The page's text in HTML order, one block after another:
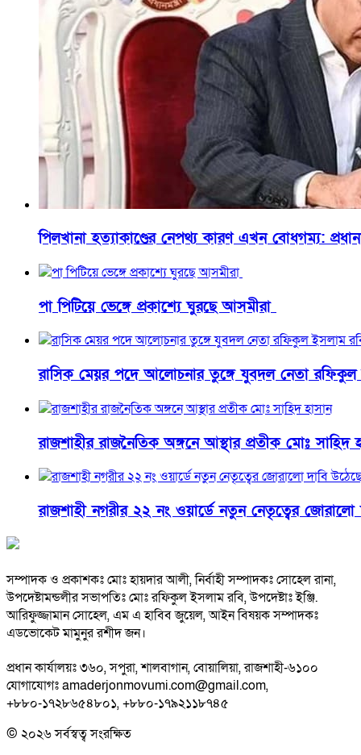
পিলখানা হত্যাকাণ্ডের নেপথ্য কারণ এখন বোধগম্য:
পা পিটিয়ে ভেঙ্গে প্রকাশ্যে ঘুরছে আসমীরা
রাসিক মেয়র পদে আলোচনার তুঙ্গে যুবদল নেতা রফিকুল
রাজশাহীর রাজনৈতিক অঙ্গনে আস্থার প্রতীক মোঃ সাহিদ
রাজশাহী নগরীর ২২ নং ওয়ার্ডে নতুন নেতৃত্বের জোরালো
সম্পাদক ও প্রকাশকঃ মোঃ হায়দার আলী, নির্বাহী সম্পাদকঃ সোহেল রানা,
উপদেষ্টামন্ডলীর সভাপতিঃ মোঃ রফিকুল ইসলাম রবি, উপদেষ্টাঃ ইঞ্জি.
আরিফুজ্জামান সোহেল, এম এ হাবিব জুয়েল, আইন বিষয়ক সম্পাদকঃ
এডভোকেট মামুনুর রশীদ জন।
প্রধান কার্যালয়ঃ ৩৬০, সপুরা, শালবাগান, বোয়ালিয়া, রাজশাহী-৬১০০
যোগাযোগঃ amaderjonmovumi.com@gmail.com,
+৮৮০-১৭২৮৬৫৪৮০১, +৮৮০-১৭৯২১১৮৭৪৫
© ২০২৬ সর্বস্বত্ব সংরক্ষিত